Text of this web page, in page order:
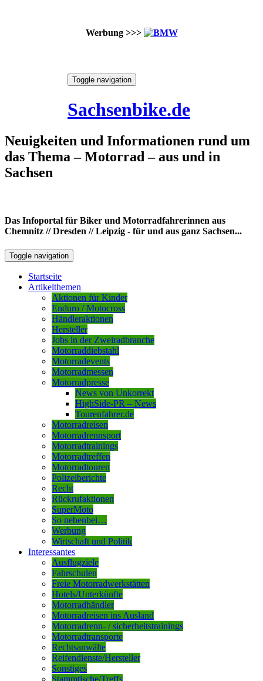
Werbung >>>
Toggle navigation
Sachsenbike.de
Neuigkeiten und Informationen rund um
das Thema – Motorrad – aus und in
Sachsen
Das Infoportal für Biker und Motorradfahrerinnen aus
Chemnitz // Dresden // Leipzig - für und aus ganz Sachsen...
Toggle navigation
Startseite
Artikelthemen
Aktionen für Kinder
Enduro / Motocross
Händleraktionen
Hersteller
Jobs in der Zweiradbranche
Motorraddiebstahl
Motorradevents
Motorradmessen
Motorradpresse
News von Unkorrekt
HighSide-PR – News
Tourenfahrer.de
Motorradreisen
Motorradrennsport
Motorradtrainings
Motorradtreffen
Motorradtouren
Polizeiberichte
Recht
Rückrufaktionen
SuperMoto
So nebenbei…
Werbung
Wirtschaft und Politik
Interessantes
Ausflugziele
Fahrschulen
Freie Motorradwerkstätten
Hotels/Unterkünfte
Motorradhändler
Motorradreisen ins Ausland
Motorradrenn- / sicherheitstrainings
Motorradtransporte
Rechtsanwälte
Reifendienste/Hersteller
Sonstiges
Stammtische/Treffs